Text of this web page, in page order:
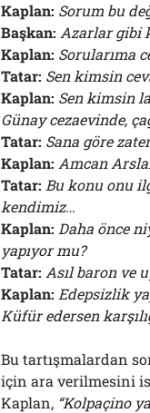
Kaplan: Sorum bu
Başkan: Azarlar gibi
Kaplan: Sorularıma
Tatar: Sen kimsin
Kaplan: Sen kimsin
Günay cezaevinde,
Tatar: Sana göre
Kaplan: Amcan
Tatar: Bu konu onu
kendimiz…
Kaplan: Daha önce
yapıyor mu?
Tatar: Asıl baron ve
Kaplan: Edepsizlik
Küfür edersen
Bu tartışmalardan
için ara verilmesini
Kaplan, “Kolpaçino